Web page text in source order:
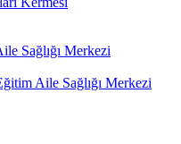
Sağlığı Merkezi
Aile Sağlığı Merkezi